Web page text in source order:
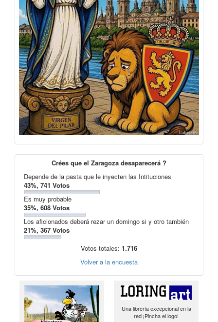
Crées que el Zaragoza desaparecerá ?
Depende de la pasta que le inyecten las Intituciones
43%, 741 Votos
Es muy probable
35%, 608 Votos
Los aficionados deberá rezar un domingo si y otro también
21%, 367 Votos
Votos totales: 1.716
Volver a la encuesta
Una librería excepcional en la
red ¡Pincha el logo!